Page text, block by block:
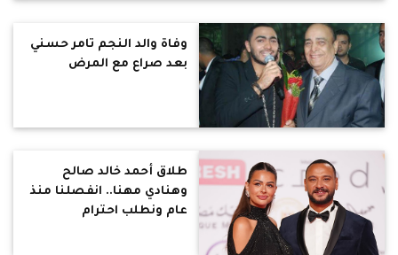
وفاة والد النجم تامر حسني
بعد صراع مع المرض
طلاق أحمد خالد صالح
وهنادي مهنا.. انفصلنا منذ
عام ونطلب احترام